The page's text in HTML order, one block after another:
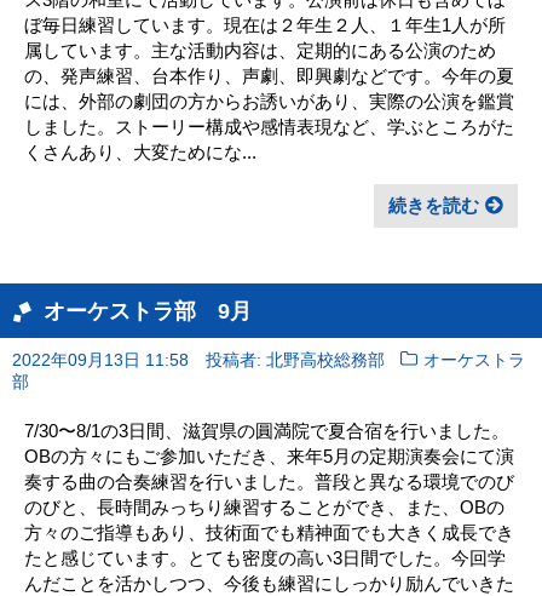
ぼ毎日練習しています。現在は２年生２人、１年生1人が所
属しています。主な活動内容は、定期的にある公演のため
の、発声練習、台本作り、声劇、即興劇などです。今年の夏
には、外部の劇団の方からお誘いがあり、実際の公演を鑑賞
しました。ストーリー構成や感情表現など、学ぶところがた
くさんあり、大変ためにな...
続きを読む
オーケストラ部 9月
2022年09月13日 11:58 投稿者: 北野高校総務部
オーケストラ
部
7/30〜8/1の3日間、滋賀県の圓満院で夏合宿を行いました。
OBの方々にもご参加いただき、来年5月の定期演奏会にて演
奏する曲の合奏練習を行いました。普段と異なる環境でのび
のびと、長時間みっちり練習することができ、また、OBの
方々のご指導もあり、技術面でも精神面でも大きく成長でき
たと感じています。とても密度の高い3日間でした。今回学
んだことを活かしつつ、今後も練習にしっかり励んでいきた